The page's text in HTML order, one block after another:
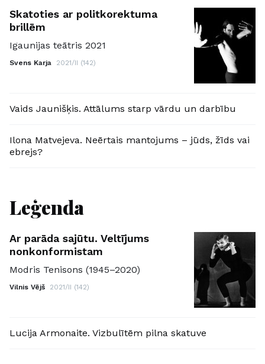
Skatoties ar politkorektuma
brillēm
Igaunijas teātris 2021
Svens Karja 2021/II (142)
Vaids Jaunišķis. Attālums starp vārdu un darbību
Ilona Matvejeva. Neērtais mantojums – jūds, žīds vai
ebrejs?
Leģenda
Ar parāda sajūtu. Veltījums
nonkonformistam
Modris Tenisons (1945–2020)
Vilnis Vējš 2021/II (142)
Lucija Armonaite. Vizbulītēm pilna skatuve